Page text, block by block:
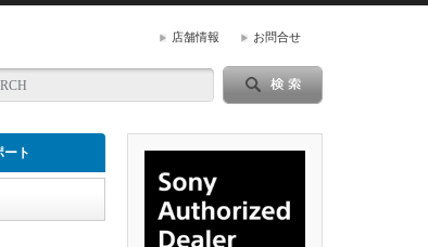
店舗情報 お問合せ
ート